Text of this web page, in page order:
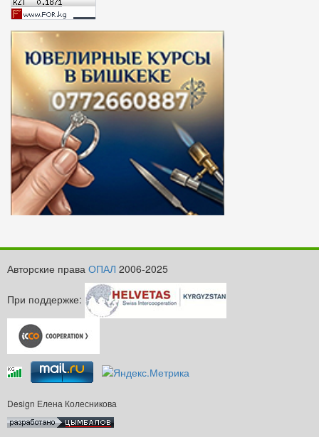
Авторские права ОПАЛ 2006-2025
При поддержке:
Design Елена Колесникова